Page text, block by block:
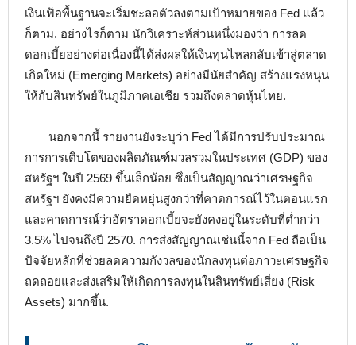
เงินเฟ้อพื้นฐานจะเริ่มชะลอตัวลงตามเป้าหมายของ Fed แล้ว
ก็ตาม. อย่างไรก็ตาม นักวิเคราะห์ส่วนหนึ่งมองว่า การลด
ดอกเบี้ยอย่างต่อเนื่องนี้ได้ส่งผลให้เงินทุนไหลกลับเข้าสู่ตลาด
เกิดใหม่ (Emerging Markets) อย่างมีนัยสำคัญ สร้างแรงหนุน
ให้กับสินทรัพย์ในภูมิภาคเอเชีย รวมถึงตลาดหุ้นไทย.
นอกจากนี้ รายงานยังระบุว่า Fed ได้มีการปรับประมาณ
การการเติบโตของผลิตภัณฑ์มวลรวมในประเทศ (GDP) ของ
สหรัฐฯ ในปี 2569 ขึ้นเล็กน้อย ซึ่งเป็นสัญญาณว่าเศรษฐกิจ
สหรัฐฯ ยังคงมีความยืดหยุ่นสูงกว่าที่คาดการณ์ไว้ในตอนแรก
และคาดการณ์ว่าอัตราดอกเบี้ยจะยังคงอยู่ในระดับที่ต่ำกว่า
3.5% ไปจนถึงปี 2570. การส่งสัญญาณเช่นนี้จาก Fed ถือเป็น
ปัจจัยหลักที่ช่วยลดความกังวลของนักลงทุนต่อภาวะเศรษฐกิจ
ถดถอยและส่งเสริมให้เกิดการลงทุนในสินทรัพย์เสี่ยง (Risk
Assets) มากขึ้น.